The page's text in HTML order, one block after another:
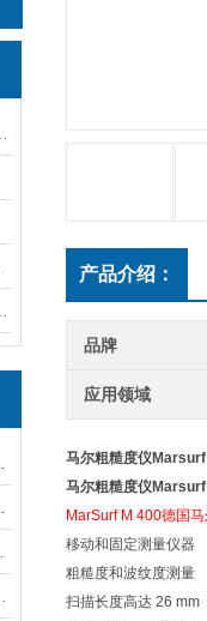
产品介绍：
品牌
应用领域
马尔粗糙度仪
马尔粗糙度仪
MarSurf M 400德国
移动和固定测量仪器
粗糙度和波纹度测量
扫描长度高达 26 mm